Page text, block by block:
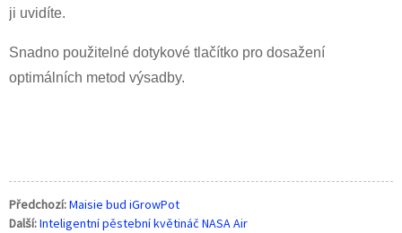
ji uvidíte.
Snadno použitelné dotykové tlačítko pro dosažení
optimálních metod výsadby.
Předchozí:Maisie bud iGrowPot
Další:Inteligentní pěstební květináč NASA Air